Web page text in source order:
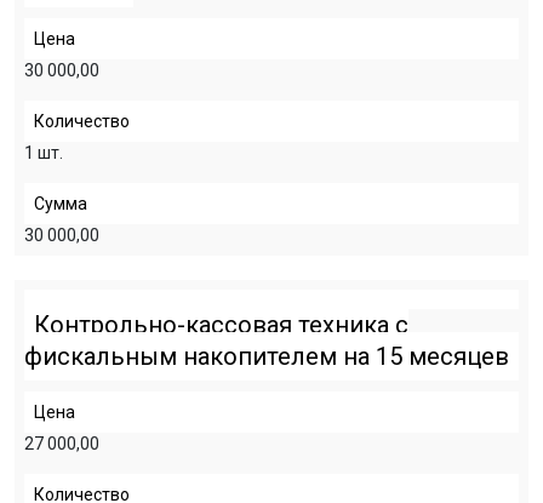
Цена
30 000,00
Количество
1 шт.
Сумма
30 000,00
Контрольно-кассовая техника с
фискальным накопителем на 15 месяцев
Цена
27 000,00
Количество